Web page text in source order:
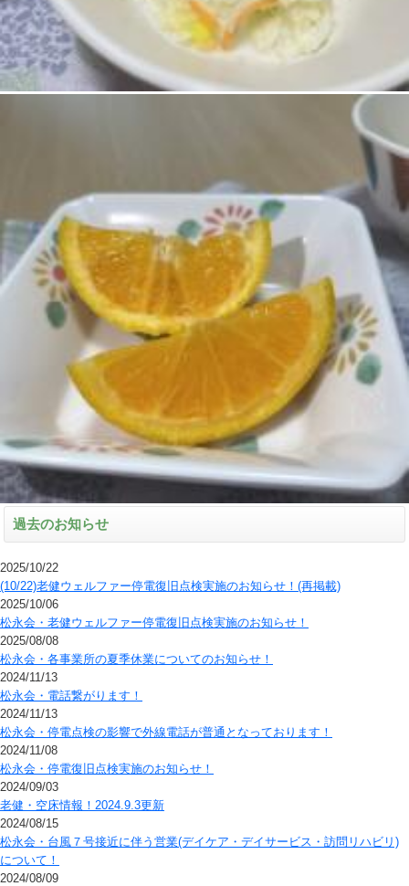
過去のお知らせ
2025/10/22
(10/22)老健ウェルファー停電復旧点検実施のお知らせ！(再掲載)
2025/10/06
松永会・老健ウェルファー停電復旧点検実施のお知らせ！
2025/08/08
松永会・各事業所の夏季休業についてのお知らせ！
2024/11/13
松永会・電話繋がります！
2024/11/13
松永会・停電点検の影響で外線電話が普通となっております！
2024/11/08
松永会・停電復旧点検実施のお知らせ！
2024/09/03
老健・空床情報！2024.9.3更新
2024/08/15
松永会・台風７号接近に伴う営業(デイケア・デイサービス・訪問リハビリ)
について！
2024/08/09